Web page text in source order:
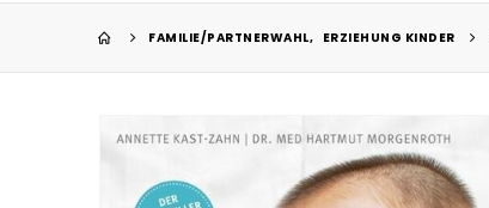
FAMILIE/PARTNERWAHL, ERZIEHUNG KINDER